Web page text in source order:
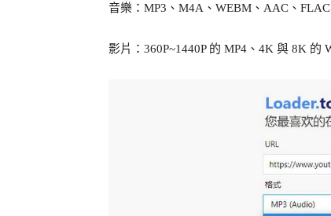
音樂：MP3、M4A、WEBM、AAC、FLAC
影片：360P~1440P 的 MP4、4K 與 8K 的